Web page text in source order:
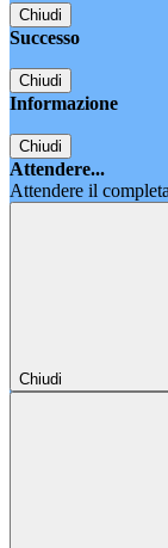
Chiudi
Successo
Chiudi
Informazione
Chiudi
Attendere...
Attendere il
Chiudi